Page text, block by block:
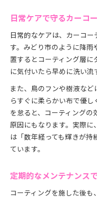
日常ケアで守るカーコ
日常的なケアは、カーコ
す。みどり市のように降
置するとコーティング層
に気付いたら早めに洗い流
また、鳥のフンや樹液な
らすぐに柔らかい布で優
を怠ると、コーティング
原因にもなります。実際に
は「数年経っても輝きが
ています。
定期的なメンテナンス
コーティングを施した後